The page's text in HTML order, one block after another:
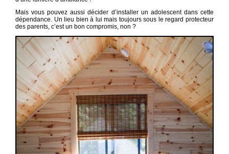
Mais vous pouvez aussi décider d’installer un adolescent dans cette
dépendance. Un lieu bien à lui mais toujours sous le regard protecteur
des parents, c’est un bon compromis, non ?